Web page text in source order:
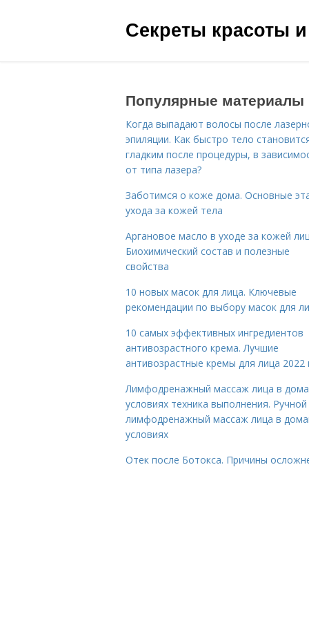
Секреты красоты
Популярные материалы
Когда выпадают волосы после
эпиляции. Как быстро тело
гладким после процедуры, в
от типа лазера?
Заботимся о коже дома. Основные
ухода за кожей тела
Аргановое масло в уходе за кожей
Биохимический состав и полезные
свойства
10 новых масок для лица. Ключевые
рекомендации по выбору масок для
10 самых эффективных ингредиентов
антивозрастного крема. Лучшие
антивозрастные кремы для лица 2022
Лимфодренажный массаж лица в
условиях техника выполнения. Ручной
лимфодренажный массаж лица в
условиях
Отек после Ботокса. Причины